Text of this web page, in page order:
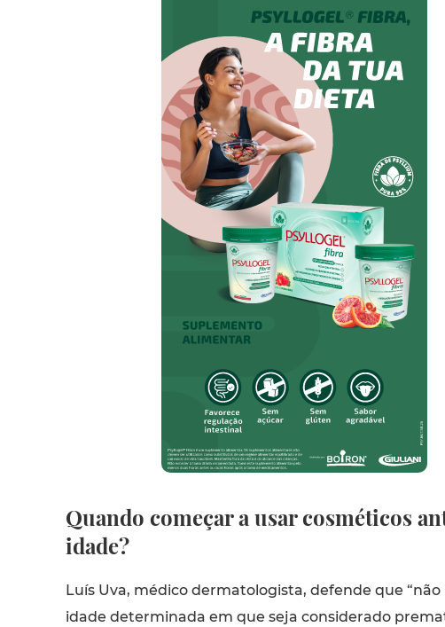
Quando começar a usar cosméticos
idade?
Luís Uva, médico dermatologista, defende que “não
idade determinada em que seja considerado